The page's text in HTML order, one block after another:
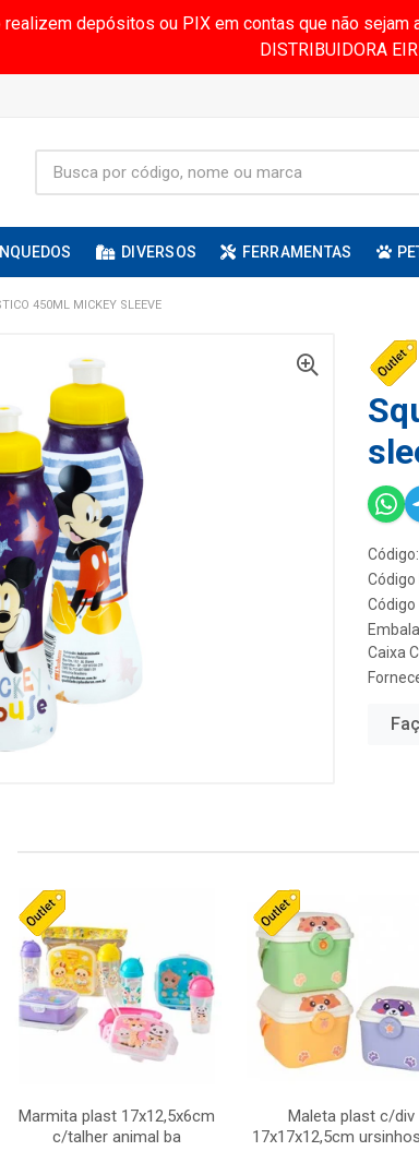
realizem depósitos ou PIX em contas que não
DISTRIBUIDORA
DIVERSOS FERRAMENTAS
450ML MICKEY SLEEVE
Código
Caixa
Marmita plast 17x12,5x6cm
c/talher animal ba
Maleta plast c/div
17x17x12,5cm